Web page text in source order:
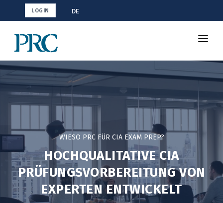
LOGIN DE
CIA-Vorbereitung
WIESO PRC FÜR CIA EXAM PREP?
HOCHQUALITATIVE CIA
PRÜFUNGSVORBEREITUNG VON
EXPERTEN ENTWICKELT